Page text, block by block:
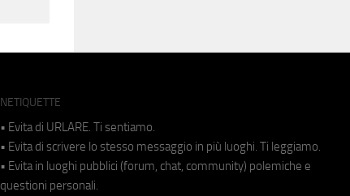
NETIQUETTE
• Evita di URLARE. Ti sentiamo.
• Evita di scrivere lo stesso messaggio in più luoghi. Ti leggiamo.
• Evita in luoghi pubblici (forum, chat, community) polemiche e
questioni personali.